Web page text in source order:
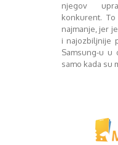
njegov
konkurent.
najmanje, jer
i najozbiljnije
Samsung-u u
samo kada su